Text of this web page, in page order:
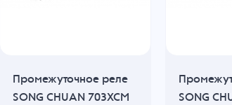
Промежуточное реле
SONG CHUAN 703XCM
SONG